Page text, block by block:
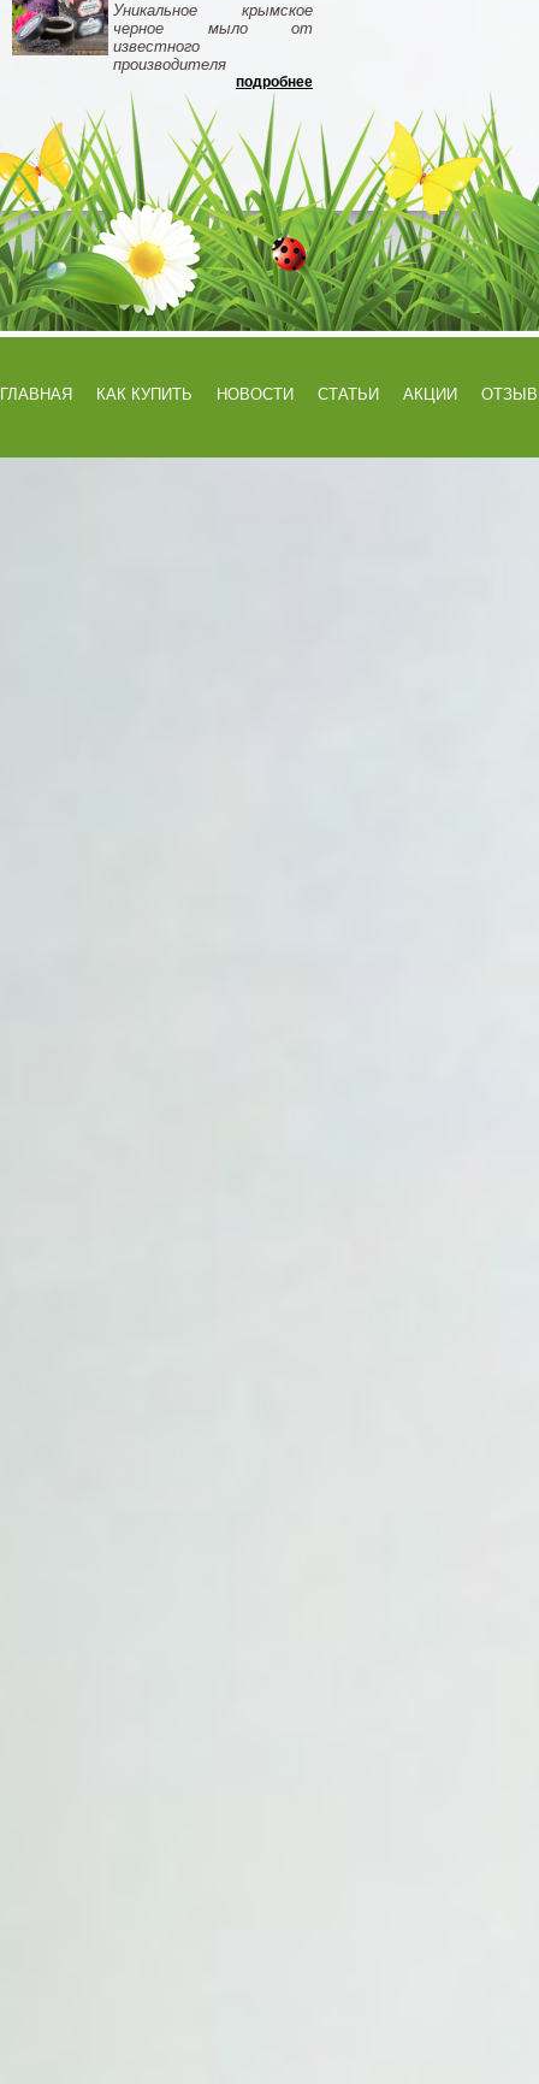
Уникальное крымское
черное мыло от
известного
производителя
подробнее
ГЛАВНАЯ КАК КУПИТЬ НОВОСТИ СТАТЬИ АКЦИИ